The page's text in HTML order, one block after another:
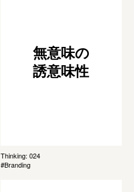
無意味の
誘意味性
Thinking: 024
#Branding